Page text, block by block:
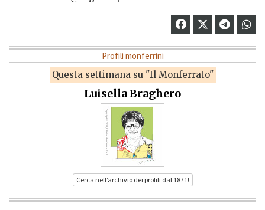
Profili monferrini
Questa settimana su "Il Monferrato"
Luisella Braghero
Cerca nell’archivio dei profili dal 1871!